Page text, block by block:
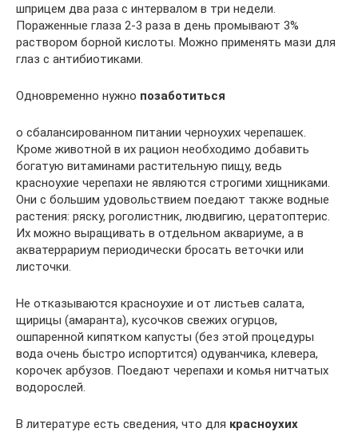
шприцем два раза с интервалом в три недели.
Пораженные глаза 2-3 раза в день промывают 3%
раствором борной кислоты. Можно применять мази для
глаз с антибиотиками.
Одновременно нужно позаботиться
о сбалансированном питании черноухих черепашек.
Кроме животной в их рацион необходимо добавить
богатую витаминами растительную пищу, ведь
красноухие черепахи не являются строгими хищниками.
Они с большим удовольствием поедают также водные
растения: ряску, pоголистник, людвигию, цеpатоптеpис.
Их можно выращивать в отдельном аквариуме, а в
акватеррариум периодически бросать веточки или
листочки.
Не отказываются красноухие и от листьев салата,
щирицы (амаранта), кусочков свежих огурцов,
ошпаренной кипятком капусты (без этой пpоцедуpы
вода очень быстро испортится) одуванчика, клевера,
корочек арбузов. Поедают черепахи и комья нитчатых
водорослей.
В литеpатуpе есть сведения, что для красноухих